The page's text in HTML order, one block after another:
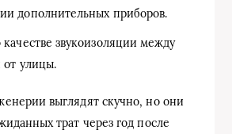
дополнительных приборов.
звукоизоляции между
от улицы.
выглядят скучно, но они
трат через год после